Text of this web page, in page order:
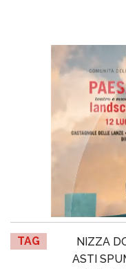
TAG NIZZA
ASTI